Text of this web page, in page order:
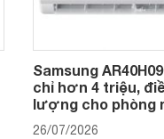
Samsung
chỉ hơn 4 triệu,
lượng cho phòng
26/07/2026